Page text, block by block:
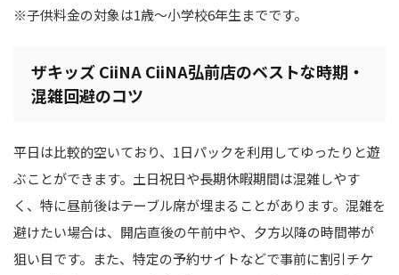
※子供料金の対象は1歳～小学校6年生までです。
ザキッズ CiiNA CiiNA弘前店のベストな時期・
混雑回避のコツ
平日は比較的空いており、1日パックを利用してゆったりと遊
ぶことができます。土日祝日や長期休暇期間は混雑しやす
く、特に昼前後はテーブル席が埋まることがあります。混雑を
避けたい場合は、開店直後の午前中や、夕方以降の時間帯が
狙い目です。また、特定の予約サイトなどで事前に割引チケ